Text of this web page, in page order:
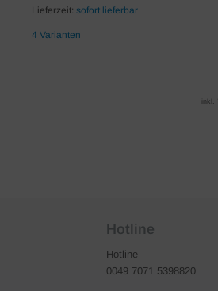
Lieferzeit: sofort lieferbar
4 Varianten
inkl.
Hotline
Hotline
0049 7071 5398820